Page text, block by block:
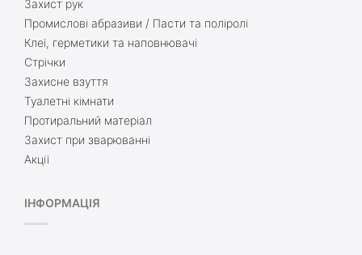
Захист рук
Промислові абразиви / Пасти та поліролі
Клеї, герметики та наповнювачі
Стрічки
Захисне взуття
Туалетні кімнати
Протиральний матеріал
Захист при зварюванні
Акції
ІНФОРМАЦІЯ